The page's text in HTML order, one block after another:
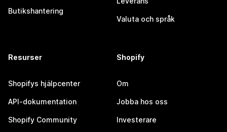
Butikshantering
Valuta och språk
Resurser
Shopifys hjälpcenter
API-dokumentation
Shopify Community
Shopify
Om
Jobba hos oss
Investerare